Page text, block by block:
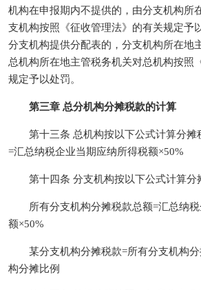
机构在申报期内不提供的，由分支机构所
支机构按照《征收管理法》的有关规定予
分支机构提供分配表的，分支机构所在地
总机构所在地主管税务机关对总机构按照
规定予以处罚。
第三章 总分机构分摊税款的计算
第十三条 总机构按以下公式计算分摊
=汇总纳税企业当期应纳所得税额×50%
第十四条 分支机构按以下公式计算分
所有分支机构分摊税款总额=汇总纳税
额×50%
某分支机构分摊税款=所有分支机构分
构分摊比例